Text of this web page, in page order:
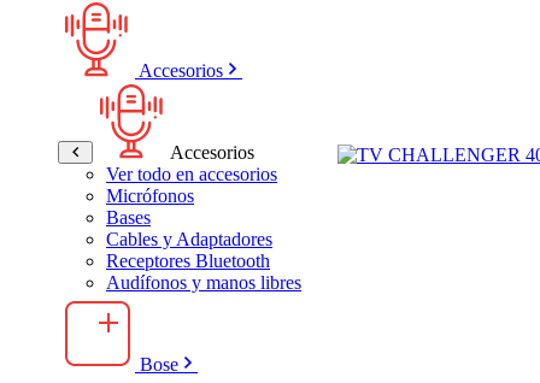
Accesorios
Accesorios
Ver todo en accesorios
Micrófonos
Bases
Cables y Adaptadores
Receptores Bluetooth
Audífonos y manos libres
Bose